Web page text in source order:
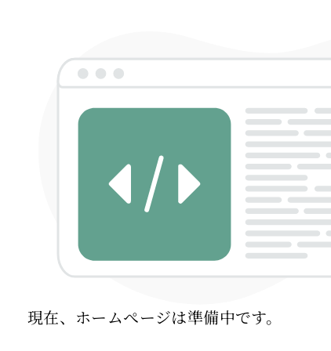
現在、ホームぺージは準備中です。